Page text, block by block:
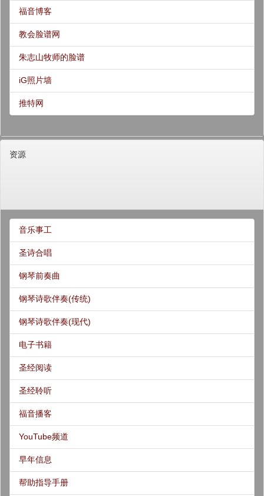
福音博客
教会脸谱网
朱志山牧师的脸谱
iG照片墙
推特网
资源
音乐事工
圣诗合唱
钢琴前奏曲
钢琴诗歌伴奏(传统)
钢琴诗歌伴奏(现代)
电子书籍
圣经阅读
圣经聆听
福音播客
YouTube频道
早年信息
帮助指导手册